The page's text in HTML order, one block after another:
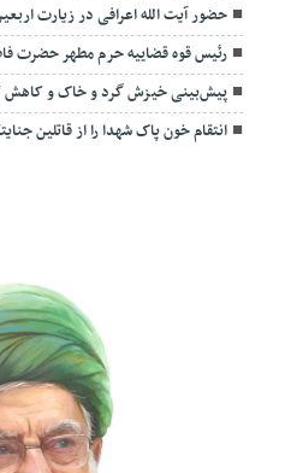
حضور آیت الله اعرافی در زیارت
رئیس قوه قضاییه حرم مطهر حضرت
پیش‌بینی خیزش گرد و خاک و کاهش
انتقام خون پاک شهدا را از قاتلین